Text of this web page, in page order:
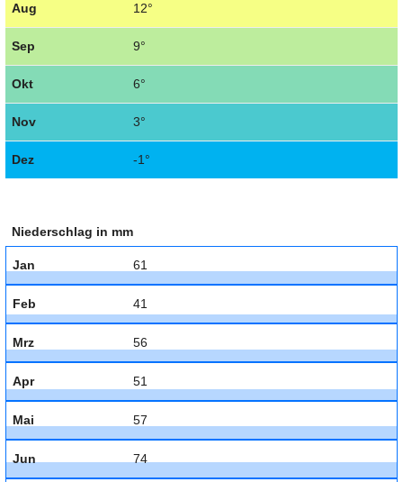
Aug 12°
Sep 9°
Okt 6°
Nov 3°
Dez -1°
Niederschlag in mm
Jan 61
Feb 41
Mrz 56
Apr 51
Mai 57
Jun 74